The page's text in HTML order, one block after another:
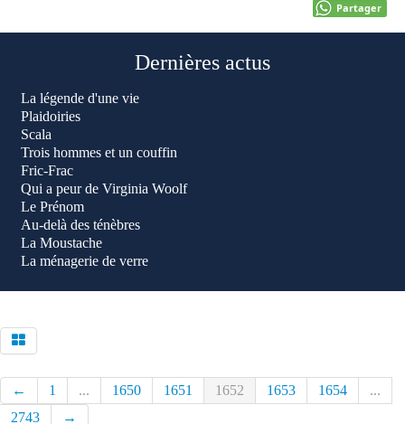
Partager
Dernières actus
La légende d'une vie
Plaidoiries
Scala
Trois hommes et un couffin
Fric-Frac
Qui a peur de Virginia Woolf
Le Prénom
Au-delà des ténèbres
La Moustache
La ménagerie de verre
← 1 ... 1650 1651 1652 1653 1654
...
2743
→